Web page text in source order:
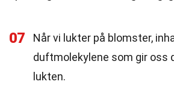
07
Når vi lukter på blomster,
duftmolekylene som gir oss
lukten.